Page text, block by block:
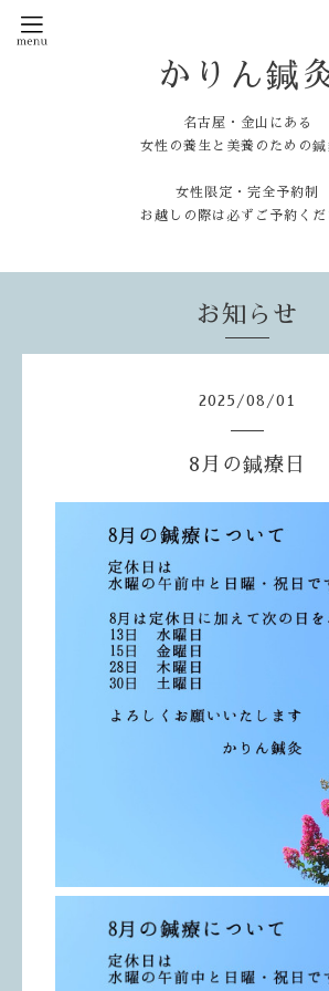
かりん鍼
名古屋・金山にある
女性の養生と美養のための鍼
女性限定・完全予約制
お越しの際は必ずご予約くだ
お知らせ
2025 /08 /01
8月の鍼療日